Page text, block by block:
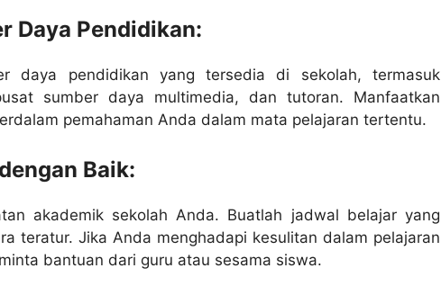
Daya Pendidikan:
daya pendidikan yang tersedia di sekolah, termasuk
sumber daya multimedia, dan tutoran. Manfaatkan
pemahaman Anda dalam mata pelajaran tertentu.
Baik:
akademik sekolah Anda. Buatlah jadwal belajar yang
teratur. Jika Anda menghadapi kesulitan dalam pelajaran
bantuan dari guru atau sesama siswa.